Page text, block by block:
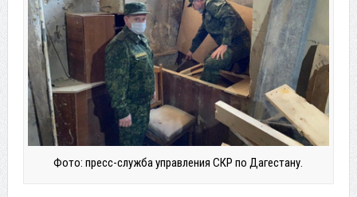
Фото: пресс-служба управления СКР по Дагестану.